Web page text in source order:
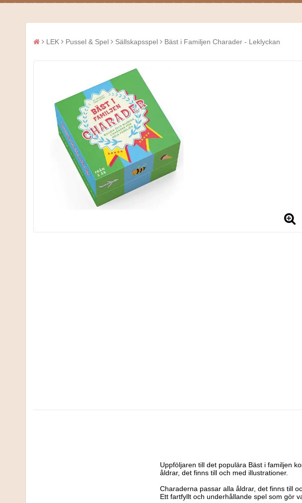
LEK Pussel & Spel Sällskapsspel Bäst i Familjen Charader - Leklyckan
Uppföljaren till det populära Bäst i familjen
åldrar, det finns till och med illustrationer.
Charaderna passar alla åldrar, det finns till
Ett fartfyllt och underhållande spel som gör